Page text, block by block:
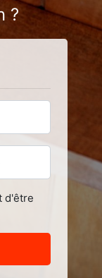
?
d'être